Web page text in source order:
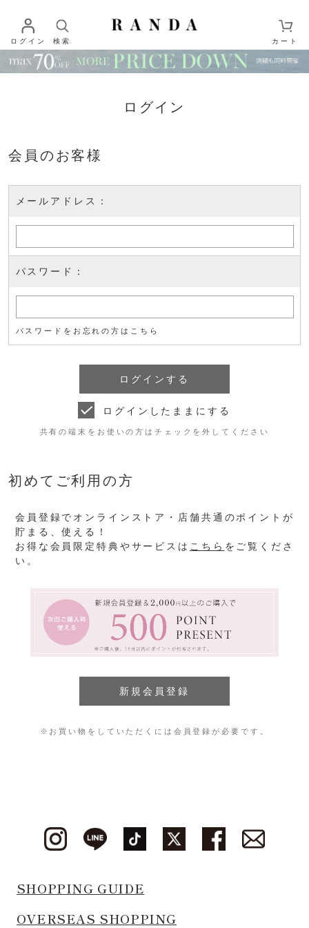
ログイン 検索 カート
ログイン
会員のお客様
メールアドレス：
パスワード：
パスワードをお忘れの方はこちら
ログインしたままにする
共有の端末をお使いの方はチェックを外してください
初めてご利用の方
会員登録でオンラインストア・店舗共通のポイントが
貯まる、使える！
お得な会員限定特典やサービスは こちら をご覧くださ
い。
※お買い物をしていただくには会員登録が必要です。
SHOPPING GUIDE
OVERSEAS SHOPPING